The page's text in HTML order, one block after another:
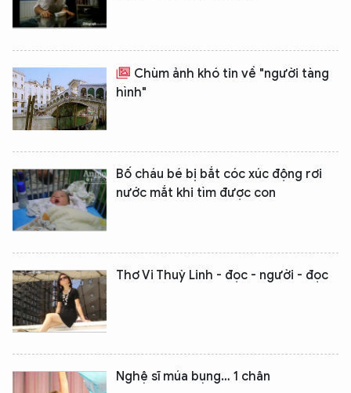
Chùm ảnh khó tin về "người tàng
hình"
Bố cháu bé bị bắt cóc xúc động rơi
nước mắt khi tìm được con
Thơ Vi Thuỳ Linh - đọc - người - đọc
Nghệ sĩ múa bụng… 1 chân